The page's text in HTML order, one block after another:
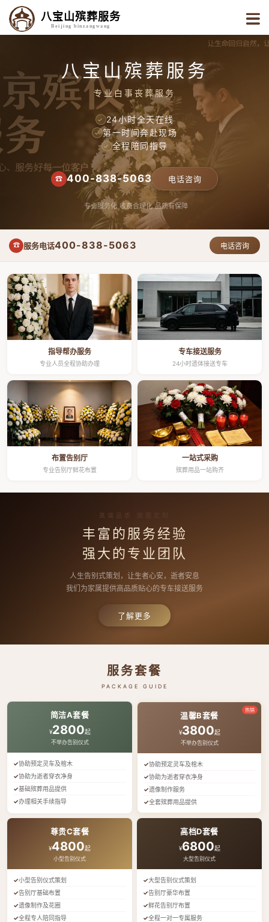
八宝山殡葬服务
Beijing binzangwang
八宝山殡葬服务
专业白事丧葬服务
✓ 24小时全天在线
✓ 第一时间奔赴现场
✓ 全程陪同指导
☎ 400-838-5063 电话咨询
专业服务化 收费合理化 品质有保障
☎ 服务电话400-838-5063 电话咨询
指导帮办服务
专业人员全程协助办理
专车接送服务
24小时遗体接送专车
布置告别厅
专业告别厅鲜花布置
一站式采购
殡葬用品一站购齐
高端品质 按需定制
丰富的服务经验
强大的专业团队
人生告别式策划，让生者心安，逝者安息
我们为家属提供高品质贴心的专车接送服务
了解更多
服务套餐
PACKAGE GUIDE
简洁A套餐
¥2800起
不举办告别仪式
协助预定灵车及棺木
协助为逝者穿衣净身
基础殡葬用品提供
办理相关手续指导
热销
温馨B套餐
¥3800起
不举办告别仪式
协助预定灵车及棺木
协助为逝者穿衣净身
遗像制作服务
全套殡葬用品提供
尊贵C套餐
¥4800起
小型告别仪式
小型告别仪式策划
告别厅基础布置
遗像制作及花圈
全程专人陪同指导
高档D套餐
¥6800起
大型告别仪式
大型告别仪式策划
告别厅豪华布置
鲜花告别厅布置
全程一对一专属服务